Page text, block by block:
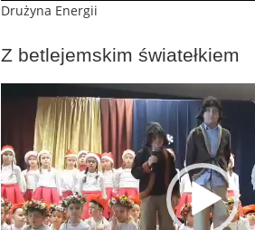
Drużyna Energii
Z betlejemskim światełkiem
Odtwarzacz